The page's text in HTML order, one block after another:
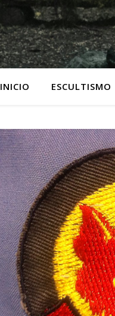
INICIO ESCULTISMO